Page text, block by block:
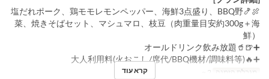
🍖🍤塩だれポーク、鶏モモレモンペッパー、海鮮3点盛り、BBQ野
菜、焼きそばセット、マシュマロ、枝豆（肉重量目安約300g＋海
鮮）
➕🍺🥤オールドリンク飲み放題
➕🔥大人利用料(火おこし/席代/BBQ機材/調味料等)
מגבלת הזמנה קרא עוד